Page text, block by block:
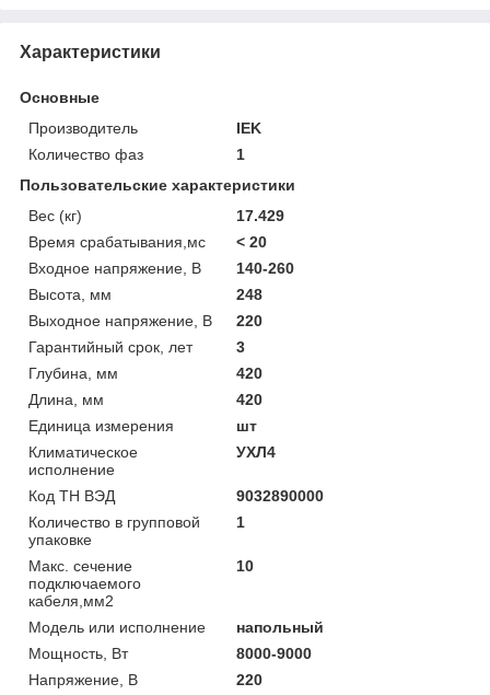
Характеристики
Основные
Производитель
IEK
Количество фаз
1
Пользовательские характеристики
Вес (кг)
17.429
Время срабатывания,мс
< 20
Входное напряжение, В
140-260
Высота, мм
248
Выходное напряжение, В
220
Гарантийный срок, лет
3
Глубина, мм
420
Длина, мм
420
Единица измерения
шт
Климатическое
исполнение
УХЛ4
Код ТН ВЭД
9032890000
Количество в групповой
упаковке
1
Макс. сечение
подключаемого
кабеля,мм2
10
Модель или исполнение
напольный
Мощность, Вт
8000-9000
Напряжение, В
220